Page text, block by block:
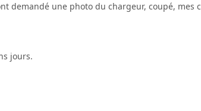
demandé une photo du chargeur, coupé, mes
jours.